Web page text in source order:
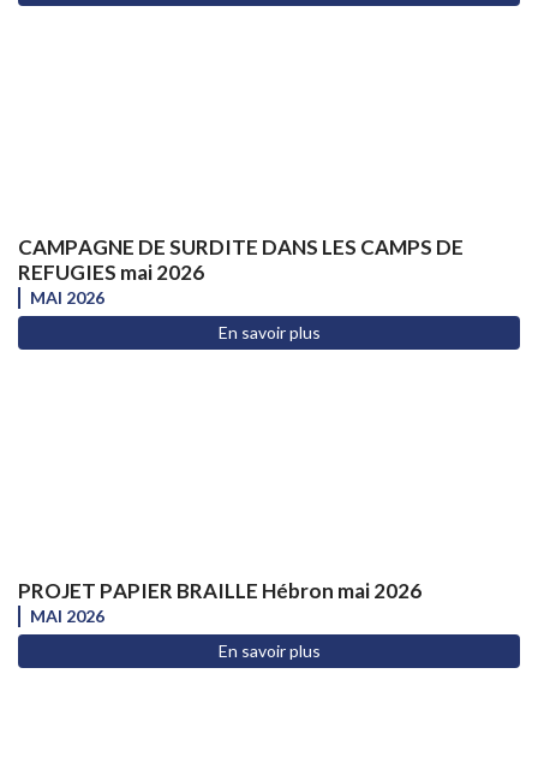
CAMPAGNE DE SURDITE DANS LES CAMPS DE
REFUGIES mai 2026
MAI 2026
En savoir plus
PROJET PAPIER BRAILLE Hébron mai 2026
MAI 2026
En savoir plus